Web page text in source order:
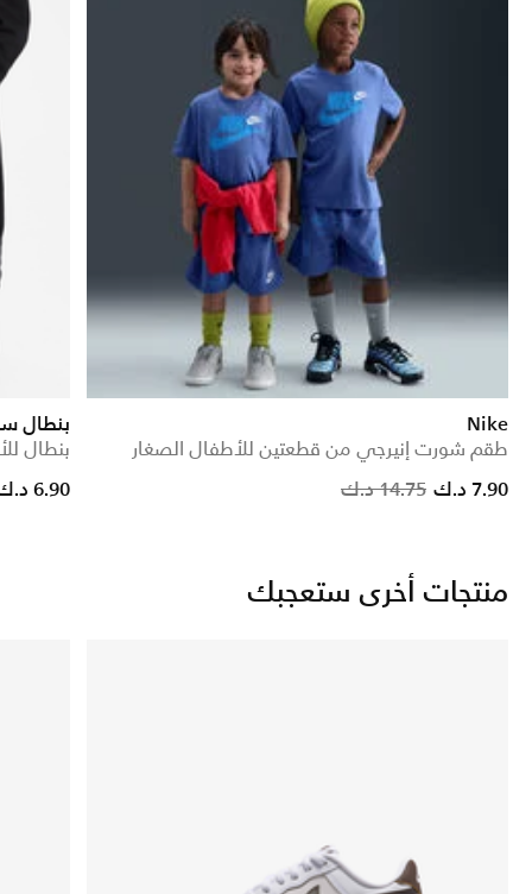
Nike
طقم شورت إنيرجي من قطعتين للأطفال الصغار
Price reduced from
14.75 د.كto 7.90 د.ك
بنطال
بنطال
reduced from
to
6.90 د.ك
منتجات أخرى ستعجبك